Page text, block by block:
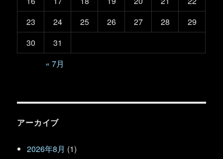
23
24 25 26 27 28
29
30
31
« 7月
アーカイブ
2026年8月 (1)